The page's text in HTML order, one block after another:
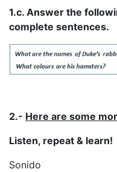
1.c. Answer the
complete sentences.
2.- Here are some
Listen, repeat & learn!
Sonido